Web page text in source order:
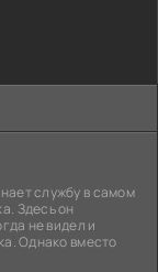
службу в самом
Здесь он
не видел и
Однако вместо